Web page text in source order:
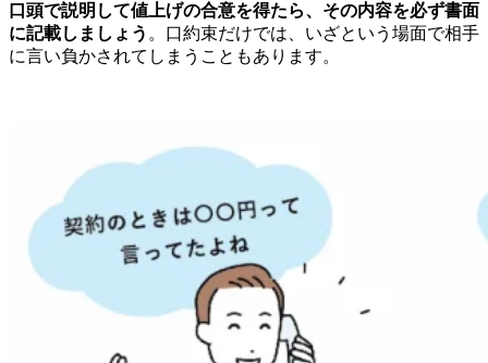
口頭で説明して値上げの合意を得たら、その内容を必ず書面
に記載しましょう 。口約束だけでは、いざという場面で相手
に言い負かされてしまうこともあります。